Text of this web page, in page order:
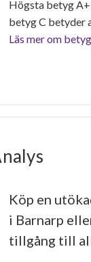
Högsta betyg
betyg C betyder
Läs mer om
Köp en
i Barnarp
tillgång till